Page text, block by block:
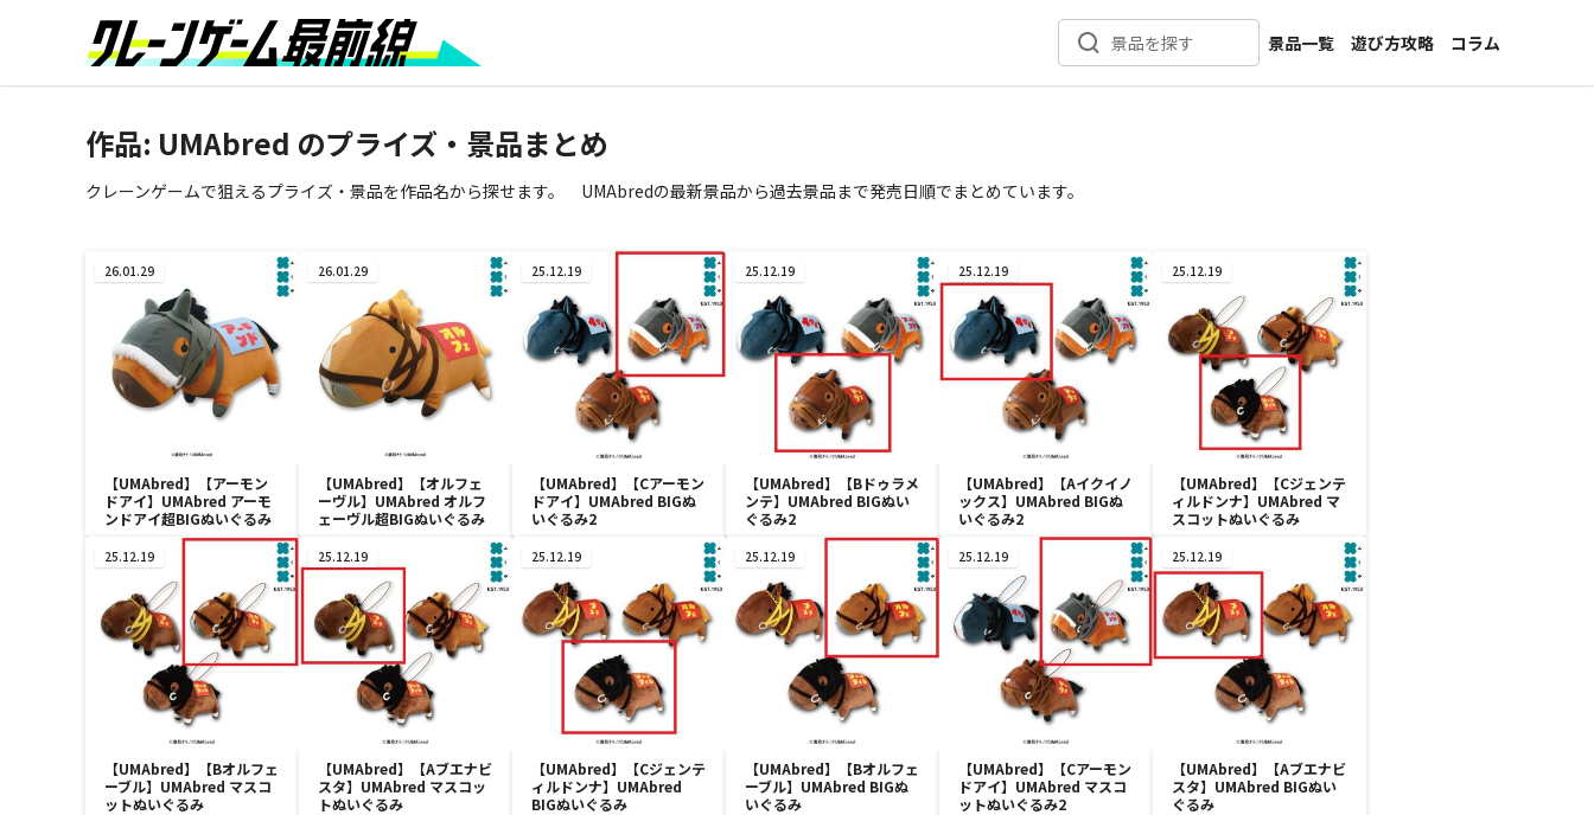
景品を探す
景品一覧
新着景品
遊び方攻略
コラム
インタビュー
作品: UMAbred のプライズ・景品まとめ
クレーンゲームで狙えるプライズ・景品を作品名から探せます。 UMAbredの最新景品から過去景品まで発売日順でまとめています。
26.01.29
【UMAbred】【アーモン
ドアイ】UMAbred アーモ
ンドアイ超BIGぬいぐるみ
26.01.29
【UMAbred】【オルフェ
ーヴル】UMAbred オルフ
ェーヴル超BIGぬいぐるみ
25.12.19
【UMAbred】【Cアーモン
ドアイ】UMAbred BIGぬ
いぐるみ2
25.12.19
【UMAbred】【Bドゥラメ
ンテ】UMAbred BIGぬい
ぐるみ2
25.12.19
【UMAbred】【Aイクイノ
ックス】UMAbred BIGぬ
いぐるみ2
25.12.19
【UMAbred】【Cジェンテ
ィルドンナ】UMAbred マ
スコットぬいぐるみ
25.12.19
【UMAbred】【Bオルフェ
ーブル】UMAbred マスコ
ットぬいぐるみ
25.12.19
【UMAbred】【Aブエナビ
スタ】UMAbred マスコッ
トぬいぐるみ
25.12.19
【UMAbred】【Cジェンテ
ィルドンナ】UMAbred
BIGぬいぐるみ
25.12.19
【UMAbred】【Bオルフェ
ーブル】UMAbred BIGぬ
いぐるみ
25.12.19
【UMAbred】【Cアーモン
ドアイ】UMAbred マスコ
ットぬいぐるみ2
25.12.19
【UMAbred】【Aブエナビ
スタ】UMAbred BIGぬい
ぐるみ